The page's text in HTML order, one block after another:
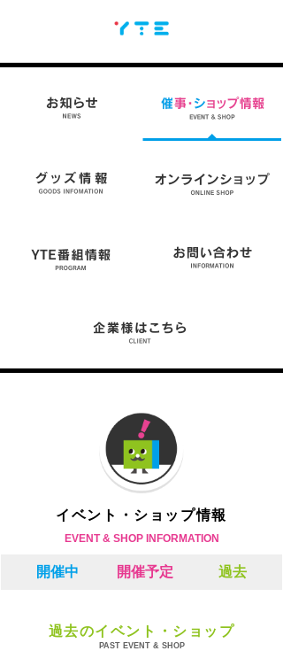
イベント・ショップ情報
EVENT & SHOP INFORMATION
開催中 開催予定 過去
過去のイベント・ショップ
PAST EVENT & SHOP